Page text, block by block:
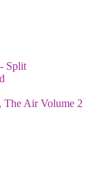
Split
The Air Volume 2